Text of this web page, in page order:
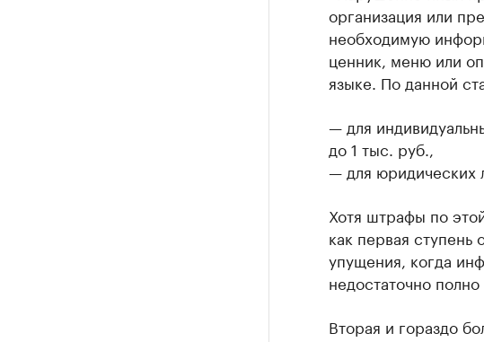
организация или
необходимую
ценник, меню или
языке. По данной
— для
до 1 тыс. руб.,
— для юридических
Хотя штрафы по
как первая ступень
упущения, когда
недостаточно полно
Вторая и гораздо